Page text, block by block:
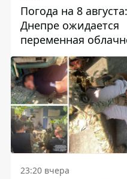
Погода на 8
Днепре ожидается
переменная
может пойти дождь
23:20 вчера